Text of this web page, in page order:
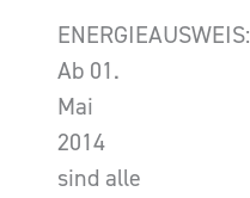
ENERGIEAUSWEIS:
Ab 01.
Mai
2014
sind alle